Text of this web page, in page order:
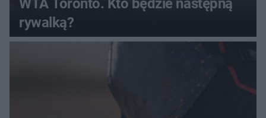
WTA Toronto. Kto będzie następną
rywalką?